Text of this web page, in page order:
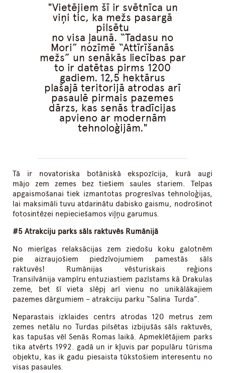
Vietējiem šī ir svētnīca un
viņi tic, ka mežs pasargā
pilsētu
no visa ļaunā. “Tadasu no
Mori” nozīmē “Attīrīšanās
mežs” un senākās liecības par
to ir datētas pirms 1200
gadiem. 12,5 hektārus
plašajā teritorijā atrodas arī
pasaulē pirmais pazemes
dārzs, kas senās tradīcijas
apvieno ar modernām
tehnoloģijām.
Tā ir novatoriska botāniskā ekspozīcija, kurā augi
mājo zem zemes bez tiešiem saules stariem. Telpas
apgaismošanai tiek izmantotas progresīvas tehnoloģijas,
lai maksimāli tuvu atdarinātu dabisko gaismu, nodrošinot
fotosintēzei nepieciešamos viļņu garumus.
#5 Atrakciju parks sāls raktuvēs Rumānijā
No mierīgas relaksācijas zem ziedošu koku galotnēm
pie aizraujošiem piedzīvojumiem pamestās sāls
raktuvēs! Rumānijas vēsturiskais reģions
Transilvānija vampīru entuziastiem pazīstams kā Drakulas
zeme, bet šī vieta slēpj arī vienu no unikālākajiem
pazemes dārgumiem – atrakciju parku “Salina Turda”.
Neparastais izklaides centrs atrodas 120 metrus zem
zemes netālu no Turdas pilsētas izbijušās sāls raktuvēs,
kas tapušas vēl Senās Romas laikā. Apmeklētājiem parks
tika atvērts 1992. gadā un ir kļuvis par populāru tūrisma
objektu, kas ik gadu piesaista tūkstošiem interesentu no
visas pasaules.